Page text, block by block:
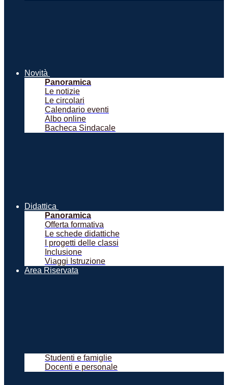
Novità
Panoramica
Le notizie
Le circolari
Calendario eventi
Albo online
Bacheca Sindacale
Didattica
Panoramica
Offerta formativa
Le schede didattiche
I progetti delle classi
Inclusione
Viaggi Istruzione
Area Riservata
Studenti e famiglie
Docenti e personale